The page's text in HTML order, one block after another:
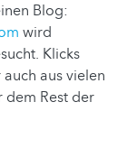
Blog:
wird
Klicks
aus vielen
Rest der